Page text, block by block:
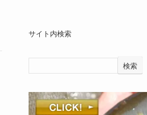
サイト内検索
検索